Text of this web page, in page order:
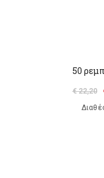
50
€ 22,20